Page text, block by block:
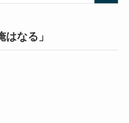
はなる」